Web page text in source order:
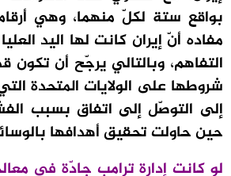
بواقع ستة لكلّ منهما، وهي
مفاده أنّ إيران كانت لها اليد
التفاهم، وبالتالي يرجّح أن
شروطها على الولايات المتحدة
إلى التوصّل إلى اتفاق بسبب
حين حاولت تحقيق أهدافها
لو كانت إدارة ترامب جادّة في